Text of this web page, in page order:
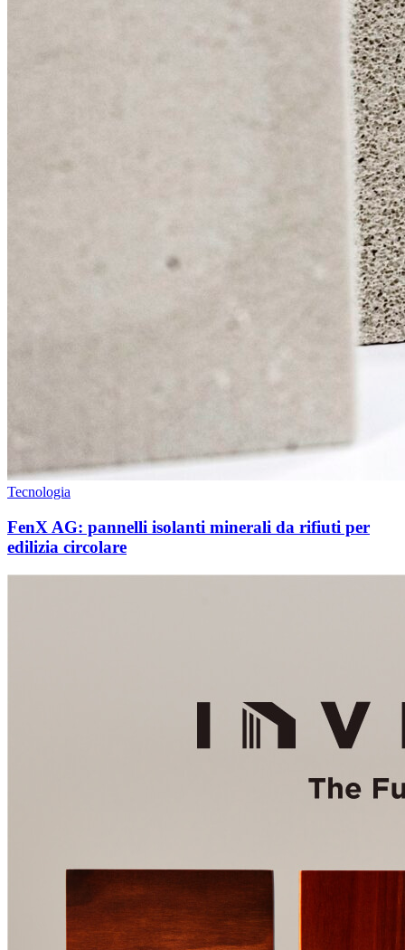
Tecnologia
FenX AG: pannelli isolanti minerali da rifiuti per
edilizia circolare